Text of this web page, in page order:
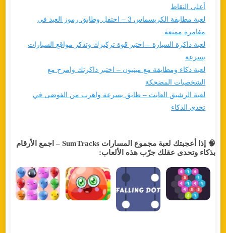
أعلى النقاط
لعبة مطابقة الكريسماس 3 – احتفل وطابق رموز العيد في
مغامرة ممتعة
لعبة ذاكرة السيارة – اختبر قوة تركيزك وتذكر مواقع السيارات
بسرعة
لعبة ذكاء ومطابقة مع مينيون – اختبر ذاكرتك وامرح مع
الشخصيات المضحكة
لعبة الرشيق العابث – طابق بسرعة واهرب من الفوضى في
تحدي الذكاء
🧠 إذا أعجبتك لعبة مجموع المسارات SumTracks – اجمع الأرقام
بذكاء وتحدى عقلك جرّب هذه الألعاب: